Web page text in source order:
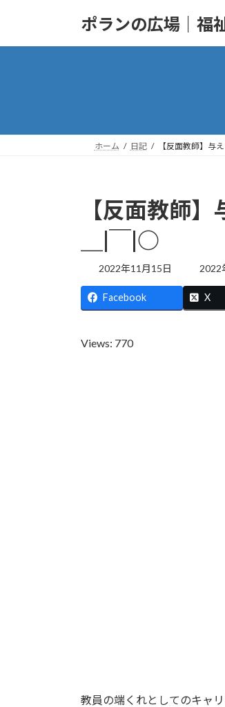
ポランの広場｜福
ホーム 日記 【反面教師】与
【反面教師
＿|￣|○
2022年11月15日
最
更
新
2022
Facebook X
Views: 770
教員の端くれとしてのキャ